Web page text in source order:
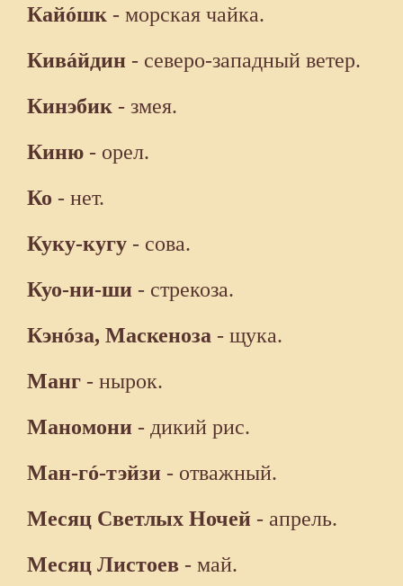
Кайóшк - морская чайка.
Кивáйдин - северо-западный ветер.
Кинэбик - змея.
Киню - орел.
Ко - нет.
Куку-кугу - сова.
Куо-ни-ши - стрекоза.
Кэнóза, Маскеноза - щука.
Манг - нырок.
Маномони - дикий рис.
Ман-гó-тэйзи - отважный.
Месяц Светлых Ночей - апрель.
Месяц Листоев - май.